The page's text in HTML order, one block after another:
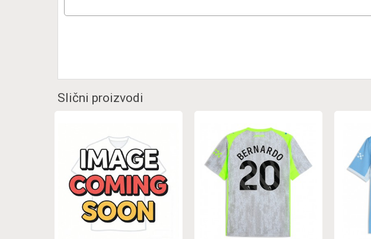
Slični proizvodi